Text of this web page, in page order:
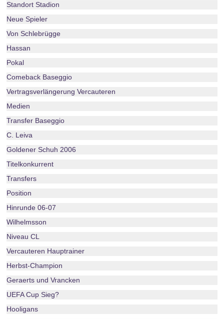
Standort Stadion
Neue Spieler
Von Schlebrügge
Hassan
Pokal
Comeback Baseggio
Vertragsverlängerung Vercauteren
Medien
Transfer Baseggio
C. Leiva
Goldener Schuh 2006
Titelkonkurrent
Transfers
Position
Hinrunde 06-07
Wilhelmsson
Niveau CL
Vercauteren Hauptrainer
Herbst-Champion
Geraerts und Vrancken
UEFA Cup Sieg?
Hooligans